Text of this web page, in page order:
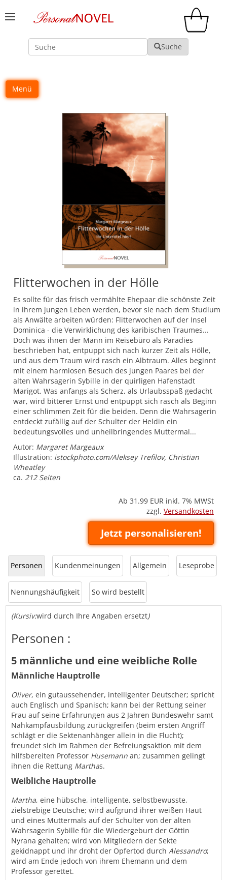
Suche Suche
Menü
Flitterwochen in der Hölle
Es sollte für das frisch vermählte Ehepaar die schönste Zeit
in ihrem jungen Leben werden, bevor sie nach dem Studium
als Anwälte arbeiten würden: Flitterwochen auf der Insel
Dominica - die Verwirklichung des karibischen Traumes...
Doch was ihnen der Mann im Reisebüro als Paradies
beschrieben hat, entpuppt sich nach kurzer Zeit als Hölle,
und aus dem Traum wird rasch ein Albtraum. Alles beginnt
mit einem harmlosen Besuch des jungen Paares bei der
alten Wahrsagerin Sybille in der quirligen Hafenstadt
Marigot. Was anfangs als Scherz, als Urlaubsspaß gedacht
war, wird bitterer Ernst und entpuppt sich rasch als Beginn
einer schlimmen Zeit für die beiden. Denn die Wahrsagerin
entdeckt zufällig auf der Schulter der Heldin ein
bedeutungsvolles und unheilbringendes Muttermal...
Autor: Margaret Margeaux
Illustration: istockphoto.com/Aleksey Trefilov, Christian
Wheatley
ca.212 Seiten
Ab 31.99 EUR inkl. 7% MWSt
zzgl. Versandkosten
Jetzt personalisieren!
Personen Kundenmeinungen Allgemein Leseprobe
Nennungshäufigkeit So wird bestellt
(Kursiv:wird durch Ihre Angaben ersetzt)
Personen :
5 männliche und eine weibliche Rolle
Männliche Hauptrolle
Oliver, ein gutaussehender, intelligenter Deutscher; spricht
auch Englisch und Spanisch; kann bei der Rettung seiner
Frau auf seine Erfahrungen aus 2 Jahren Bundeswehr samt
Nahkampfausbildung zurückgreifen (beim ersten Angriff
schlägt er die Sektenanhänger allein in die Flucht);
freundet sich im Rahmen der Befreiungsaktion mit dem
hilfsbereiten Professor Husemann an; zusammen gelingt
ihnen die Rettung Marthas.
Weibliche Hauptrolle
Martha, eine hübsche, intelligente, selbstbewusste,
zielstrebige Deutsche; wird aufgrund ihrer weißen Haut
und eines Muttermals auf der Schulter von der alten
Wahrsagerin Sybille für die Wiedergeburt der Göttin
Nyrana gehalten; wird von Mitgliedern der Sekte
gekidnappt und ihr droht der Opfertod durchAlessandro;
wird am Ende jedoch von ihrem Ehemann und dem
Professor gerettet.